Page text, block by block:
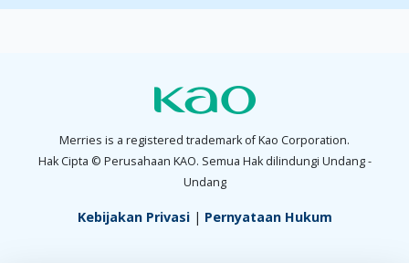
Merries is a registered trademark of Kao Corporation.
Hak Cipta © Perusahaan KAO. Semua Hak dilindungi Undang -
Undang
Kebijakan Privasi| Pernyataan Hukum